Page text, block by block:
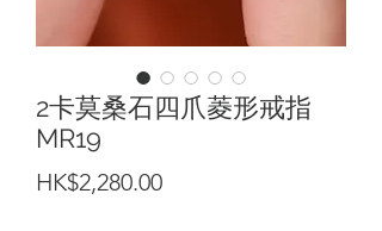
2卡莫桑石四爪菱形戒指
MR19
HK$2,280.00價